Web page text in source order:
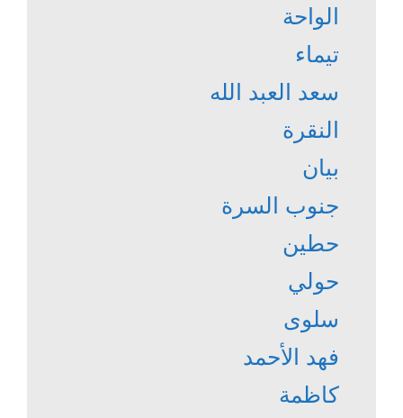
الواحة
تيماء
سعد العبد الله
النقرة
بيان
جنوب السرة
حطين
حولي
سلوى
فهد الأحمد
كاظمة